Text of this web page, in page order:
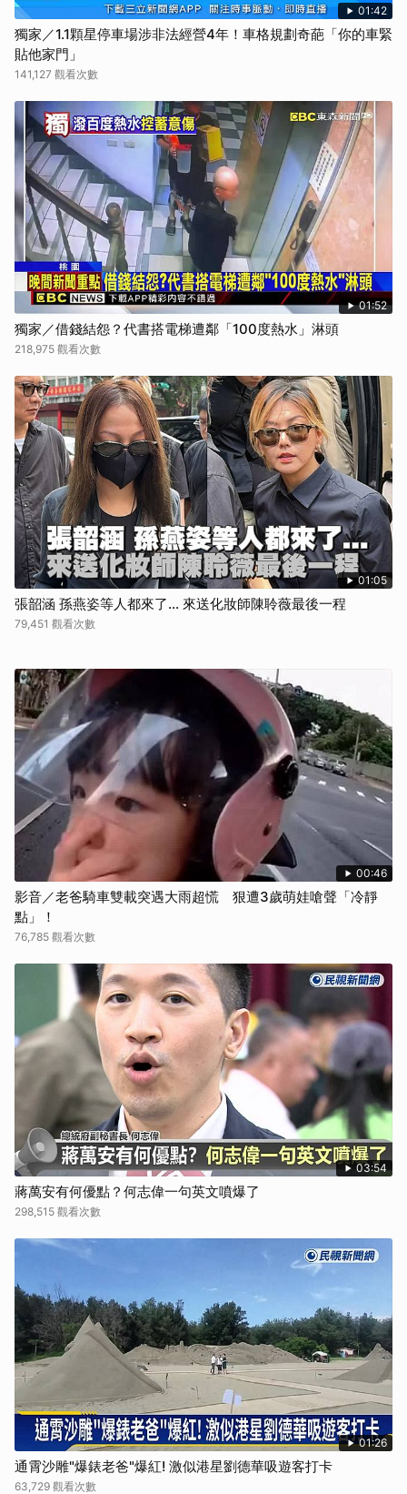
01:42
獨家／1.1顆星停車場涉非法經營4年！車格規劃奇葩「你的車緊
貼他家門」
141,127 觀看次數
01:52
獨家／借錢結怨？代書搭電梯遭鄰「100度熱水」淋頭
218,975 觀看次數
01:05
張韶涵 孫燕姿等人都來了... 來送化妝師陳聆薇最後一程
79,451 觀看次數
00:46
影音／老爸騎車雙載突遇大雨超慌 狠遭3歲萌娃嗆聲「冷靜
點」！
76,785 觀看次數
03:54
蔣萬安有何優點？何志偉一句英文噴爆了
298,515 觀看次數
01:26
通霄沙雕"爆錶老爸"爆紅! 激似港星劉德華吸遊客打卡
63,729 觀看次數